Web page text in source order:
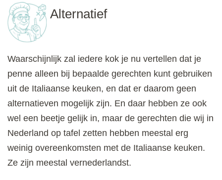
Alternatief
Waarschijnlijk zal iedere kok je nu vertellen dat je
penne alleen bij bepaalde gerechten kunt gebruiken
uit de Italiaanse keuken, en dat er daarom geen
alternatieven mogelijk zijn. En daar hebben ze ook
wel een beetje gelijk in, maar de gerechten die wij in
Nederland op tafel zetten hebben meestal erg
weinig overeenkomsten met de Italiaanse keuken.
Ze zijn meestal vernederlandst.